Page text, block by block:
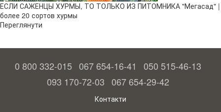
ЕСЛИ САЖЕНЦЫ ХУРМЫ, ТО ТОЛЬКО ИЗ ПИТОМНИКА "Мегасад" |
более 20 сортов хурмы
Переглянути
0 800 332-015 067 654-16-41
050 515-46-13
093 170-72-03 067 654-29-42
Контакти